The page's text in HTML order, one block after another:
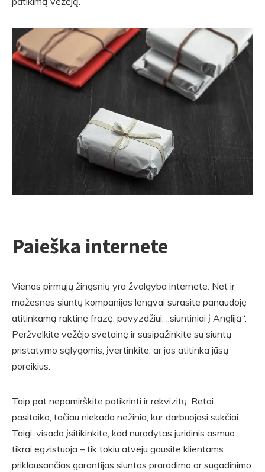
Paieška internete
Vienas pirmųjų žingsnių yra žvalgyba internete. Net ir
mažesnes siuntų kompanijas lengvai surasite panaudoję
atitinkamą raktinę frazę, pavyzdžiui, „siuntiniai į Angliją“.
Peržvelkite vežėjo svetainę ir susipažinkite su siuntų
pristatymo sąlygomis, įvertinkite, ar jos atitinka jūsų
poreikius.
Taip pat nepamirškite patikrinti ir rekvizitų. Retai
pasitaiko, tačiau niekada nežinia, kur darbuojasi sukčiai.
Taigi, visada įsitikinkite, kad nurodytas juridinis asmuo
tikrai egzistuoja – tik tokiu atveju gausite klientams
priklausančias garantijas siuntos praradimo ar sugadinimo